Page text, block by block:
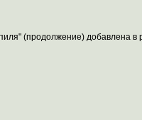
(продолжение) добавлена в